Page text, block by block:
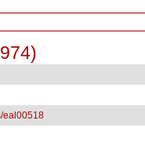
eal00518